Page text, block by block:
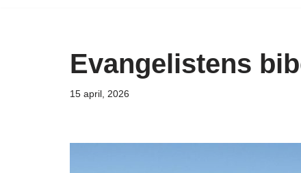
Evangelistens
15 april, 2026